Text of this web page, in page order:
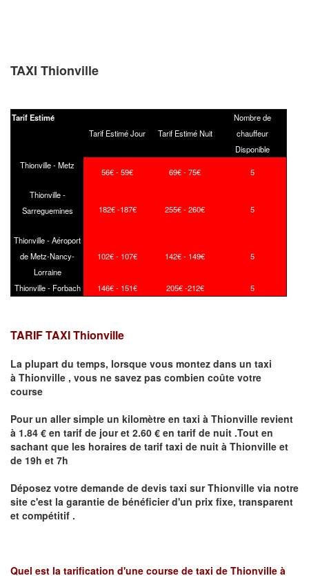
TAXI Thionville
Tarif Estimé
Tarif Estimé Jour
Tarif Estimé Nuit
Nombre de
chauffeur
Disponible
Thionville - Metz
56€ - 59€ 69€ - 75€ 5
Thionville -
Sarreguemines
182€ -187€ 255€ - 260€ 5
Thionville - Aéroport
de Metz-Nancy-
Lorraine
102€ - 107€ 142€ - 149€ 5
Thionville - Forbach 146€ - 151€ 205€ -212€ 5
TARIF TAXI Thionville
La plupart du temps, lorsque vous montez dans un taxi
à Thionville , vous ne savez pas combien coûte votre
course
Pour un aller simple un kilomètre en taxi à Thionville revient
à 1.84 € en tarif de jour et 2.60 € en tarif de nuit .Tout en
sachant que les horaires de tarif taxi de nuit à Thionville et
de 19h et 7h
Déposez votre demande de devis taxi surThionville via notre
site c'est la garantie de bénéficier d'un prix fixe, transparent
et compétitif .
Quel est la tarification d'une course de taxi de Thionville à